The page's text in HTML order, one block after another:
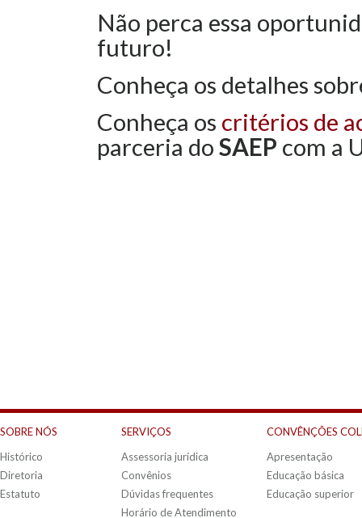
Não perca essa
futuro!
Conheça os detalhes
Conheça os critérios de
parceria do SAEP com a
SOBRE NÓS
Histórico
Diretoria
Estatuto
SERVIÇOS
Assessoria jurídica
Convênios
Dúvidas frequentes
Horário de Atendimento
CONVÊNÇÕES
Apresentação
Educação básica
Educação superior